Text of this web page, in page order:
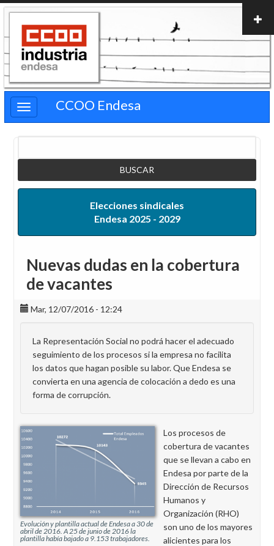
Pasar
contenido
principal
CCOO Endesa
Elecciones sindicales
Endesa 2025 - 2029
Nuevas dudas en la cobertura
de vacantes
Mar, 12/07/2016 - 12:24
La Representación Social no podrá hacer el adecuado
seguimiento de los procesos si la empresa no facilita
los datos que hagan posible su labor. Que Endesa se
convierta en una agencia de colocación a dedo es una
forma de corrupción.
Evolución y plantilla actual de Endesa a 30 de
abril de 2016. A 25 de junio de 2016 la
plantilla había bajado a 9.153 trabajadores.
Los procesos de
cobertura de vacantes
que se llevan a cabo en
Endesa por parte de la
Dirección de Recursos
Humanos y
Organización (RHO)
son uno de los mayores
alicientes para los